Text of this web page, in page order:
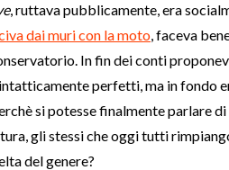
, ruttava pubblicamente, era
dai muri con la moto, faceva
In fin dei conti
perfetti, ma in fondo
si potesse finalmente parlare di
gli stessi che oggi tutti
del genere?